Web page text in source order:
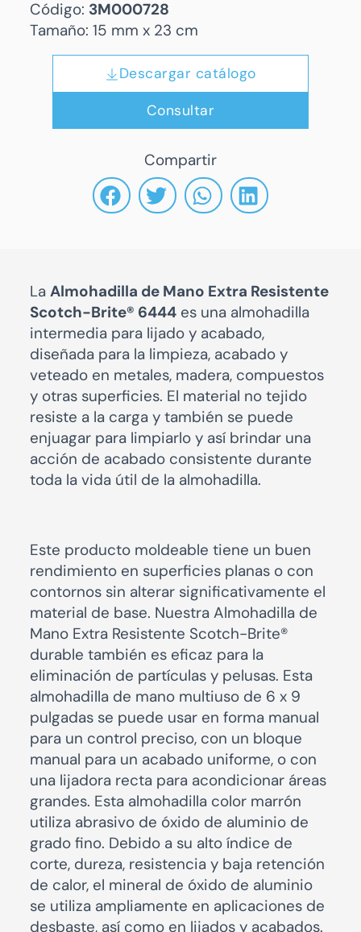
Código: 3M000728
Tamaño: 15 mm x 23 cm
Descargar catálogo
Consultar
Compartir
La Almohadilla de Mano Extra Resistente
Scotch-Brite® 6444es una almohadilla
intermedia para lijado y acabado,
diseñada para la limpieza, acabado y
veteado en metales, madera, compuestos
y otras superficies. El material no tejido
resiste a la carga y también se puede
enjuagar para limpiarlo y así brindar una
acción de acabado consistente durante
toda la vida útil de la almohadilla.
Este producto moldeable tiene un buen
rendimiento en superficies planas o con
contornos sin alterar significativamente el
material de base. Nuestra Almohadilla de
Mano Extra Resistente Scotch-Brite®
durable también es eficaz para la
eliminación de partículas y pelusas. Esta
almohadilla de mano multiuso de 6 x 9
pulgadas se puede usar en forma manual
para un control preciso, con un bloque
manual para un acabado uniforme, o con
una lijadora recta para acondicionar áreas
grandes. Esta almohadilla color marrón
utiliza abrasivo de óxido de aluminio de
grado fino. Debido a su alto índice de
corte, dureza, resistencia y baja retención
de calor, el mineral de óxido de aluminio
se utiliza ampliamente en aplicaciones de
desbaste, así como en lijados y acabados.